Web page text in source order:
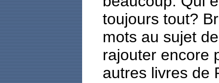
toujours tout?
mots au sujet
rajouter encore
autres livres de